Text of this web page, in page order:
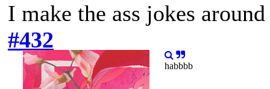
I make the ass jokes
#432
habbbb